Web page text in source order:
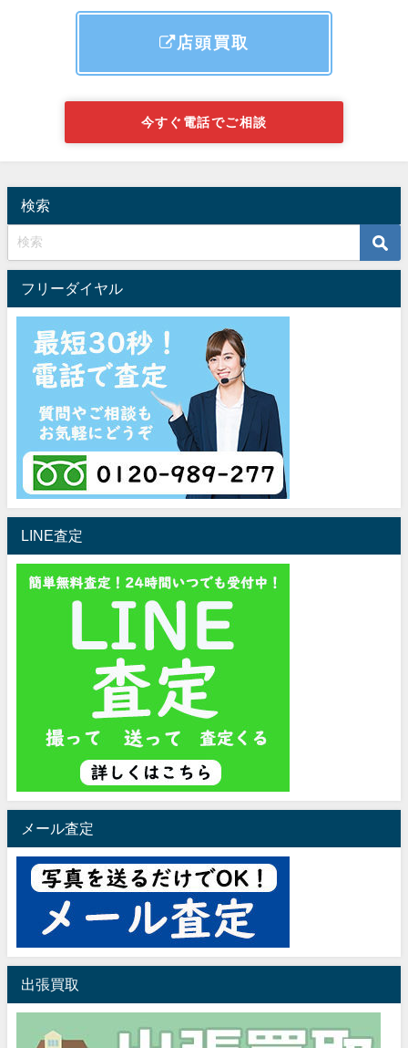
店頭買取
今すぐ電話でご相談
検索
フリーダイヤル
LINE査定
メール査定
出張買取